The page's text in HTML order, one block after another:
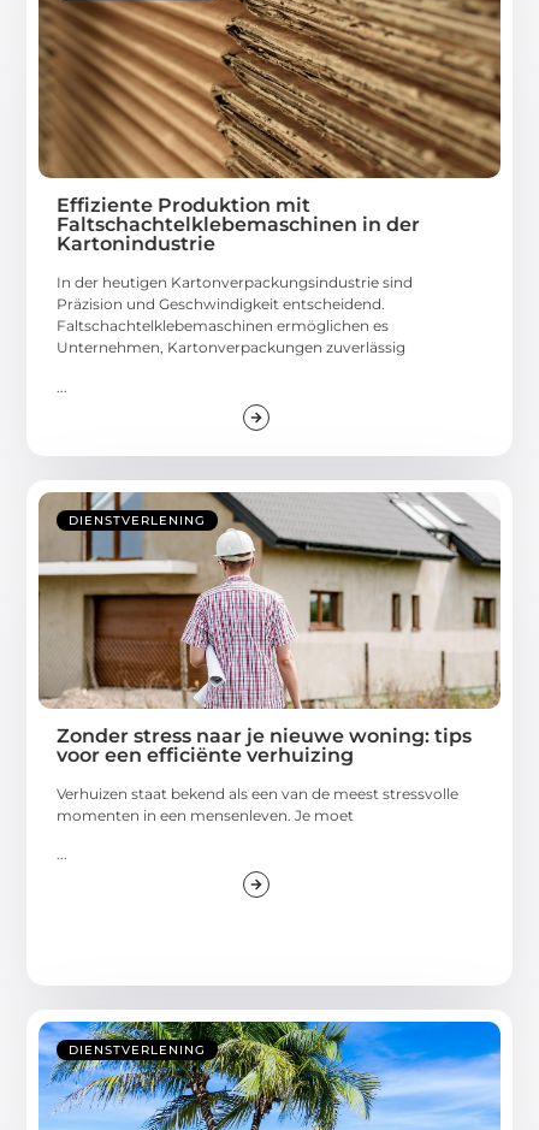
Effiziente Produktion mit
Faltschachtelklebemaschinen in der
Kartonindustrie
In der heutigen Kartonverpackungsindustrie sind
Präzision und Geschwindigkeit entscheidend.
Faltschachtelklebemaschinen ermöglichen es
Unternehmen, Kartonverpackungen zuverlässig
DIENSTVERLENING
Zonder stress naar je nieuwe woning: tips
voor een efficiënte verhuizing
Verhuizen staat bekend als een van de meest stressvolle
momenten in een mensenleven. Je moet
...
DIENSTVERLENING